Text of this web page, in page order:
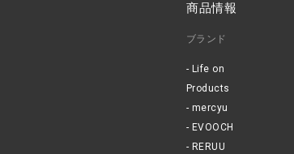
商品情報
ブランド
Life on
Products
mercyu
EVOOCH
RERUU